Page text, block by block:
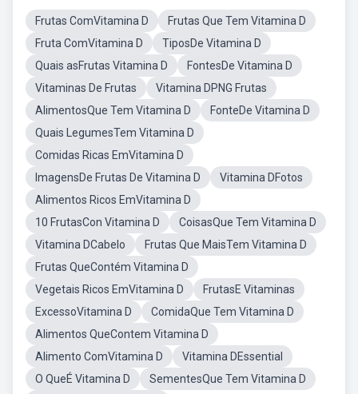
Frutas ComVitamina D
Frutas Que Tem Vitamina D
Fruta ComVitamina D
TiposDe Vitamina D
Quais asFrutas Vitamina D
FontesDe Vitamina D
Vitaminas De Frutas
Vitamina DPNG Frutas
AlimentosQue Tem Vitamina D
FonteDe Vitamina D
Quais LegumesTem Vitamina D
Comidas Ricas EmVitamina D
ImagensDe Frutas De Vitamina D
Vitamina DFotos
Alimentos Ricos EmVitamina D
10 FrutasCon Vitamina D
CoisasQue Tem Vitamina D
Vitamina DCabelo
Frutas Que MaisTem Vitamina D
Frutas QueContém Vitamina D
Vegetais Ricos EmVitamina D
FrutasE Vitaminas
ExcessoVitamina D
ComidaQue Tem Vitamina D
Alimentos QueContem Vitamina D
Alimento ComVitamina D
Vitamina DEssential
O QueÉ Vitamina D
SementesQue Tem Vitamina D